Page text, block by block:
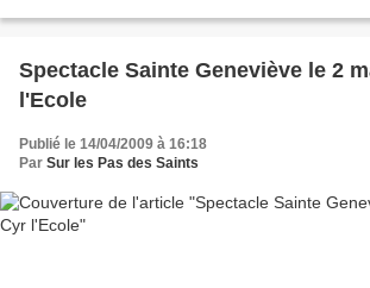
Spectacle Sainte Geneviève le 2
l'Ecole
Publié le 14/04/2009 à 16:18
Par Sur les Pas des Saints